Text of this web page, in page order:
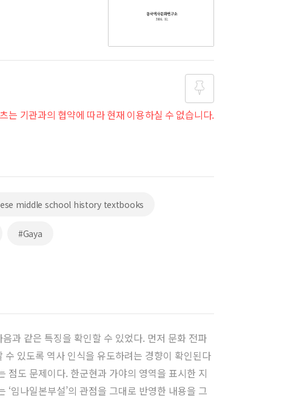
즐겨찾
는 기관과의 협약에 따라 현재 이용하실 수 없습니다.
middle school history textbooks
#Gaya
과 같은 특징을 확인할 수 있었다. 먼저 문화 전파
있도록 역사 인식을 유도하려는 경향이 확인된다
점도 문제이다. 한군현과 가야의 영역을 표시한 지
임나일본부설’의 관점을 그대로 반영한 내용을 그